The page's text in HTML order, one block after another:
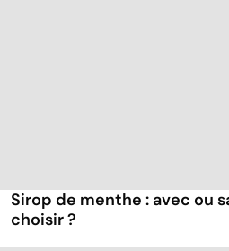
Sirop de menthe : avec ou
choisir ?